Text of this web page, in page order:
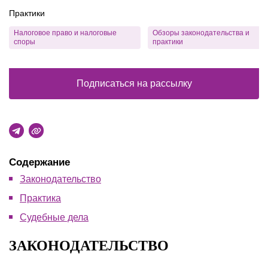
Содержание
Законодательство
Практика
Судебные дела
ЗАКОНОДАТЕЛЬСТВО
Практики
Налоговое право и налоговые
споры
Обзоры законодательства и
практики
Подписаться на рассылку